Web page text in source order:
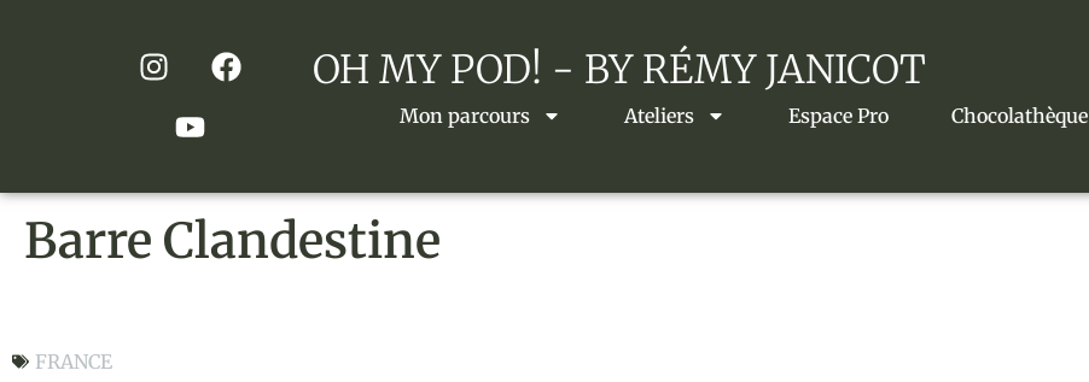
OH MY POD! - BY RÉMY JANICOT
Mon parcours Ateliers Espace Pro Chocolathèque
Barre Clandestine
FRANCE